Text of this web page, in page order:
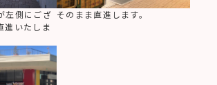
左側にござ
進いたしま
そのまま直進します。